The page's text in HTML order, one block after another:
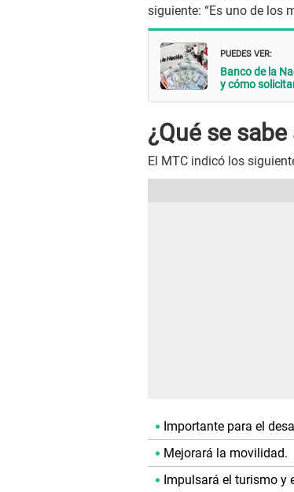
siguiente: “Es uno de los
PUEDES VER:
Banco de la
y cómo
¿Qué se
El MTC indicó los
Importante para el
Mejorará la movilidad.
Impulsará el turismo y